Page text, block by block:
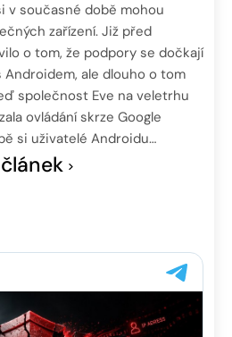
v současné době mohou
zařízení. Již před
o tom, že podpory se dočkají
Androidem, ale dlouho o tom
společnost Eve na veletrhu
ovládání skrze Google
si uživatelé Androidu…